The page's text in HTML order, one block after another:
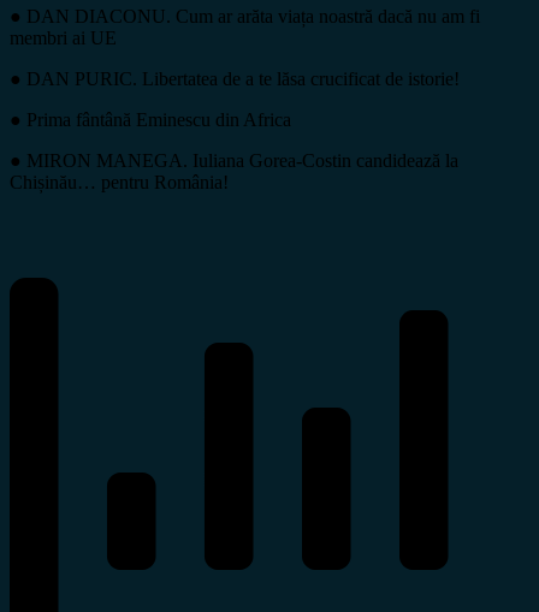
● DAN DIACONU. Cum ar arăta viața noastră dacă nu am fi
membri ai UE
● DAN PURIC. Libertatea de a te lăsa crucificat de istorie!
● Prima fântână Eminescu din Africa
● MIRON MANEGA. Iuliana Gorea-Costin candidează la
Chișinău… pentru România!